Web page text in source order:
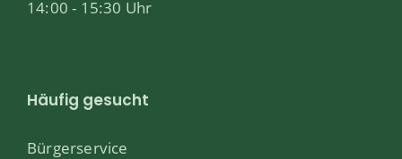
14:00 - 15:30 Uhr
Häufig gesucht
Bürgerservice